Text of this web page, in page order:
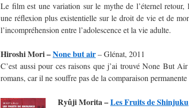
Le film est une variation sur le mythe de l’éternel
une réflexion plus existentielle sur le droit de vie et de
l’incompréhension entre l’adolescence et la vie adulte.
Hiroshi Mori –None but air– Glénat, 2011
C’est aussi pour ces raisons que j’ai trouvé None But
romans, car il ne souffre pas de la comparaison
Ryûji Morita –Les Fruits de Shinjuku